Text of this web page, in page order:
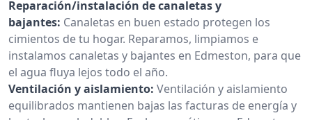
Reparación/instalación de canaletas y
bajantes: Canaletas en buen estado protegen los
cimientos de tu hogar. Reparamos, limpiamos e
instalamos canaletas y bajantes en Edmeston, para que
el agua fluya lejos todo el año.
Ventilación y aislamiento: Ventilación y aislamiento
equilibrados mantienen bajas las facturas de energía y